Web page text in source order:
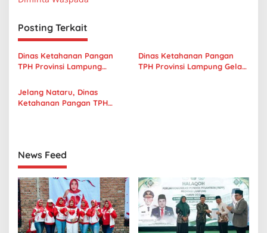
a
s
i
o
Posting Terkait
Dinas Ketahanan Pangan
TPH Provinsi Lampung
Stabilisasi Pasokan dan
Harga Pangan
Dinas Ketahanan Pangan
TPH Provinsi Lampung Gelar
Jelang Nataru, Dinas
Ketahanan Pangan TPH
News Feed